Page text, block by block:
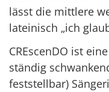
lässt die mittlere
lateinisch „ich
CREscenDO ist
ständig
feststellbar)